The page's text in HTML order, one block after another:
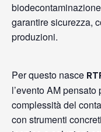
garantire sicurezza,
produzioni.
Per questo nasce
l’evento AM
complessità del
con strumenti